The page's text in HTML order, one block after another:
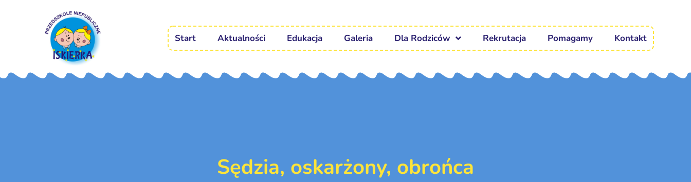
Start Aktualności Edukacja Galeria Dla Rodziców Rekrutacja Pomagamy Kontakt
Sędzia, oskarżony, obrońca